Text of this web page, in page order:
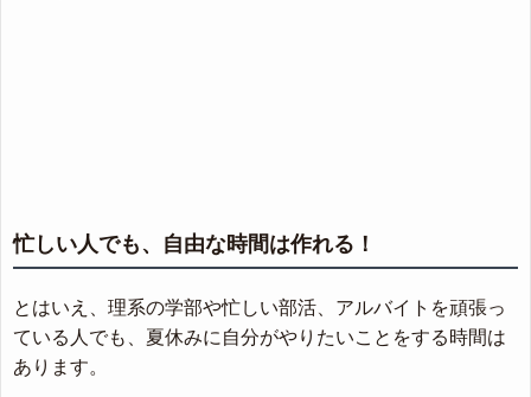
忙しい人でも、自由な時間は作れる！
とはいえ、理系の学部や忙しい部活、アルバイトを頑張っ
ている人でも、夏休みに自分がやりたいことをする時間は
あります。